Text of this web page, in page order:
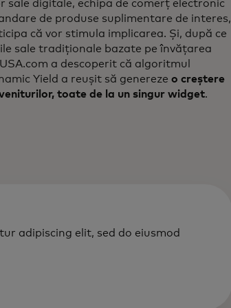
sale digitale, echipa de comerț electronic
de produse suplimentare de interes,
că vor stimula implicarea. Și, după ce
sale tradiționale bazate pe învățarea
a descoperit că algoritmul
Yield a reușit să generezeo creștere
toate de la un singur widget.
adipiscing elit, sed do eiusmod